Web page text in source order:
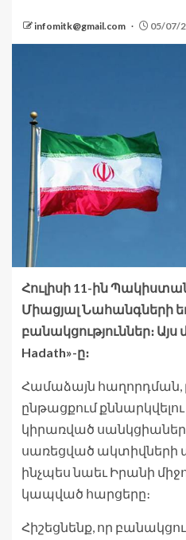
infomitk@gmail.com 05/07/
Հուլիսի 11-ին
Միացյալ Նահանգների
բանակցություններ։ Այս
Hadath»-ը։
Համաձայն հաղորդման,
ընթացքում
կիրառված
սառեցված
ինչպես նաեւ Իրանի
կապված հարցերը։
Հիշեցնենք, որ